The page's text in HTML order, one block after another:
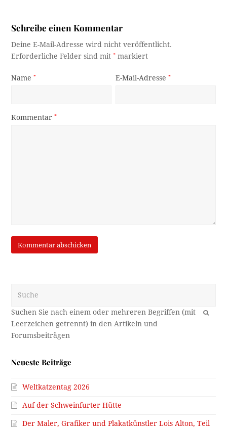
Schreibe einen Kommentar
Deine E-Mail-Adresse wird nicht veröffentlicht.
Erforderliche Felder sind mit* markiert
Name* E-Mail-Adresse*
Kommentar*
OK
Neueste Beiträge
Weltkatzentag 2026
Auf der Schweinfurter Hütte
Der Maler, Grafiker und Plakatkünstler Lois Alton, Teil